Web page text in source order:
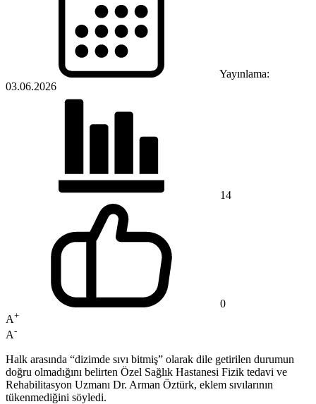
Yayınlama:
03.06.2026
14
0
A+
A-
Halk arasında “dizimde sıvı bitmiş” olarak dile getirilen durumun
doğru olmadığını belirten Özel Sağlık Hastanesi Fizik tedavi ve
Rehabilitasyon Uzmanı Dr. Arman Öztürk, eklem sıvılarının
tükenmediğini söyledi.